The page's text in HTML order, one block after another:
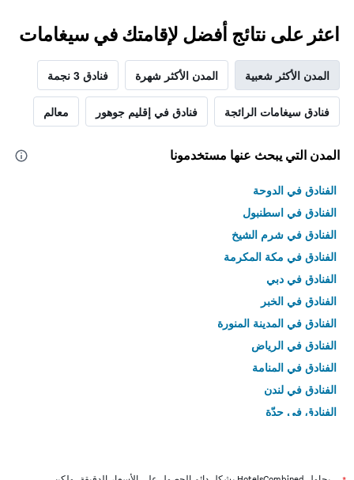
اعثر على نتائج أفضل لإقامتك في سيغامات
المدن الأكثر شعبية المدن الأكثر شهرة فنادق 3 نجمة
فنادق سيغامات الرائجة فنادق في إقليم جوهور معالم
المدن التي يبحث عنها مستخدمونا
الفنادق في الدوحة
الفنادق في اسطنبول
الفنادق في شرم الشيخ
الفنادق في مكة المكرمة
الفنادق في دبي
الفنادق في الخبر
الفنادق في المدينة المنورة
الفنادق في الرياض
الفنادق في المنامة
الفنادق في لندن
الفنادق في جدّة